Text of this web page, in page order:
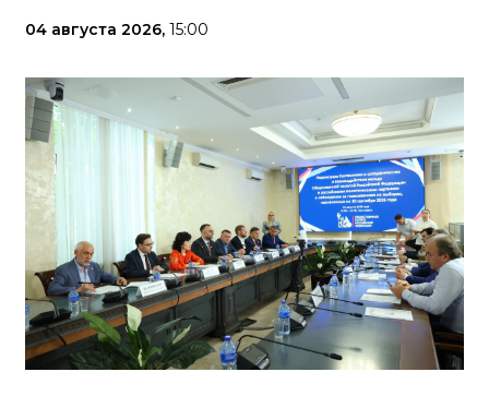
04 августа 2026, 15:00